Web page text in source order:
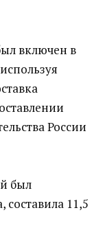
включен в
России
был
составила 11,5